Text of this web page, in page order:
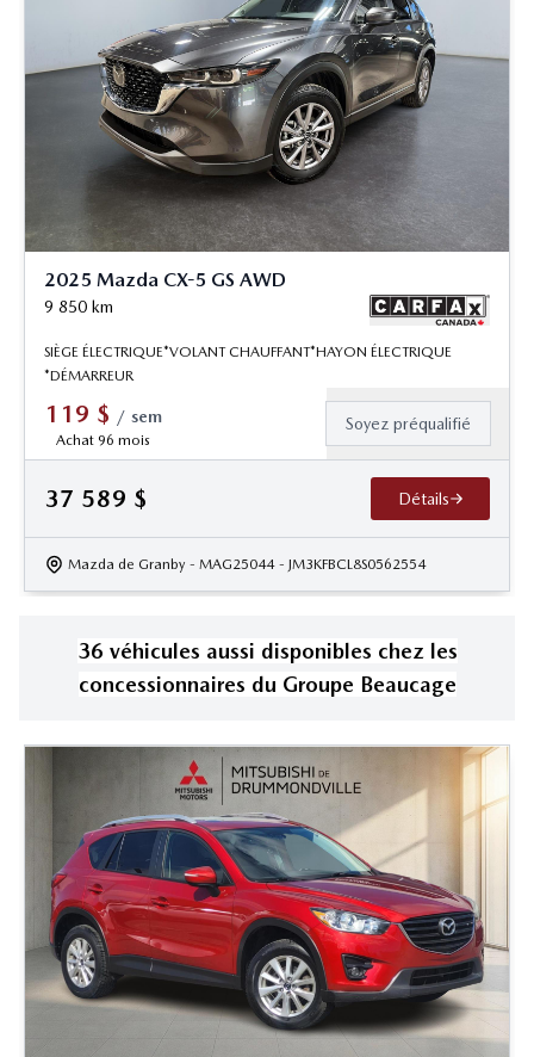
2025 Mazda CX-5 GS AWD
9 850 km
SIÈGE ÉLECTRIQUE*VOLANT CHAUFFANT*HAYON ÉLECTRIQUE
*DÉMARREUR
119 $ / sem
Achat 96 mois
Soyez préqualifié
37 589 $ Détails
Mazda de Granby - MAG25044 - JM3KFBCL8S0562554
36 véhicules aussi disponibles chez les
concessionnaires du Groupe Beaucage